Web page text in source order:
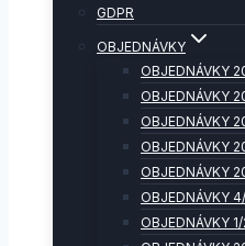
GDPR
OBJEDNÁVKY
OBJEDNÁVKY
OBJEDNÁVKY
OBJEDNÁVKY
OBJEDNÁVKY
OBJEDNÁVKY
OBJEDNÁVKY
OBJEDNÁVKY